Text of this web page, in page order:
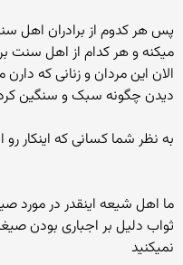
پس هر کدوم از برادران اهل
میکنه و هر کدام از اهل سنت
الان این مردان و زنانی که
دیدن چگونه سبک و سنگین
به نظر شما کسانی که اینکار
ما اهل شیعه اینقدر در مورد
ثواب دلیل بر اجباری بودن
نمیکنید